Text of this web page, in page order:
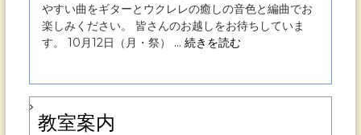
ゲ
ー
やすい曲をギターとウクレレの癒しの音色と編曲でお
楽しみください。 皆さんのお越しをお待ちしていま
す。 10月12日（月・祭）
… 続きを読む
教室案内